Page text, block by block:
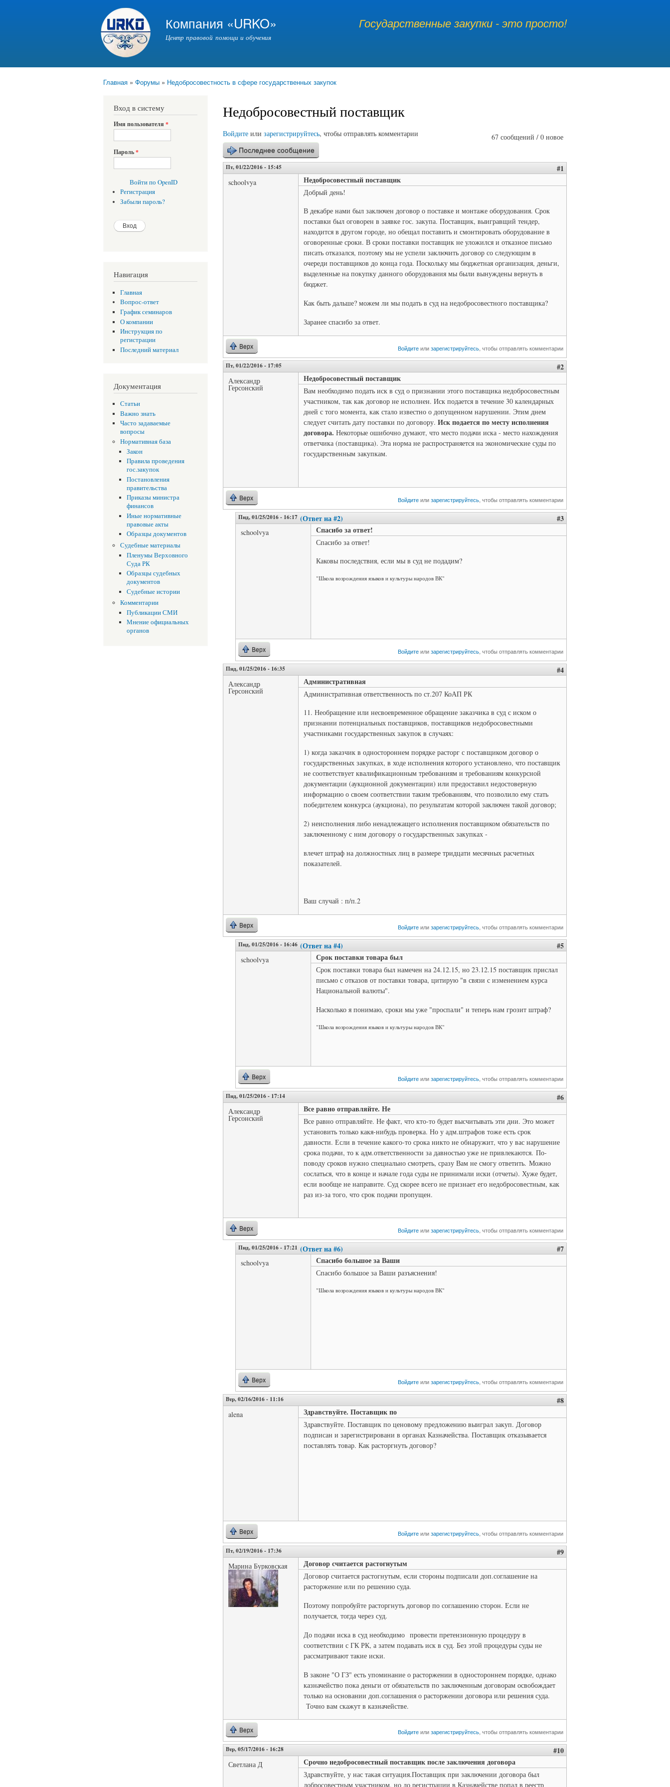
Компания «URKO»
Центр правовой помощи и обучения
Государственные закупки - это просто!
Главная » Форумы » Недобросовестность в сфере государственных закупок
Вход в систему
Имя пользователя *
Пароль*
Войти по OpenID
Регистрация
Забыли пароль?
Навигация
Главная
Вопрос-ответ
График семинаров
О компании
Инструкция по
регистрации
Последний материал
Документация
Статьи
Важно знать
Часто задаваемые
вопросы
Нормативная база
Закон
Правила проведения
гос.закупок
Постановления
правительства
Приказы министра
финансов
Иные нормативные
правовые акты
Образцы документов
Судебные материалы
Пленумы Верховного
Суда РК
Образцы судебных
документов
Судебные истории
Комментарии
Публикации СМИ
Мнение официальных
органов
Недобросовестный поставщик
67 сообщений / 0 новое
Войдите или зарегистрируйтесь, чтобы отправлять комментарии
Последнее сообщение
Пт, 01/22/2016 - 15:45 #1
schoolvya Недобросовестный поставщик
Добрый день!
В декабре нами был заключен договор о поставке и монтаже оборудования. Срок
поставки был оговорен в заявке гос. закупа. Поставщик, выигравщий тендер,
находится в другом городе, но обещал поставить и смонтировать оборудование в
оговоренные сроки. В сроки поставки поставщик не уложился и отказное письмо
писать отказался, поэтому мы не успели заключить договор со следующим в
очереди поставщиков до конца года. Поскольку мы бюджетная организация, деньги,
выделенные на покупку данного оборудования мы были вынуждены вернуть в
бюджет.
Как быть дальше? можем ли мы подать в суд на недобросовестного поставщика?
Заранее спасибо за ответ.
Верх Войдитеилизарегистрируйтесь, чтобы отправлять комментарии
Пт, 01/22/2016 - 17:05 #2
Александр
Герсонский
Недобросовестный поставщик
Вам необходимо подать иск в суд о признании этого поставщика недобросовестным
участником, так как договор не исполнен. Иск подается в течение 30 календарных
дней с того момента, как стало известно о допущенном нарушении. Этим днем
следует считать дату поставки по договору. Иск подается по месту исполнения
договора. Некоторые ошибочно думают, что место подачи иска - место нахождения
ответчика (поставщика). Эта норма не распространяется на экономические суды по
государственным закупкам.
Верх Войдитеилизарегистрируйтесь, чтобы отправлять комментарии
Пнд, 01/25/2016 - 16:17 (Ответ на #2) #3
schoolvya Спасибо за ответ!
Спасибо за ответ!
Каковы последствия, если мы в суд не подадим?
"Школа возрождения языков и культуры народов ВК"
Верх Войдитеилизарегистрируйтесь, чтобы отправлять комментарии
Пнд, 01/25/2016 - 16:35 #4
Александр
Герсонский
Административная
Административная ответственность по ст.207 КоАП РК
11. Необращение или несвоевременное обращение заказчика в суд с иском о
признании потенциальных поставщиков, поставщиков недобросовестными
участниками государственных закупок в случаях:
1) когда заказчик в одностороннем порядке расторг с поставщиком договор о
государственных закупках, в ходе исполнения которого установлено, что поставщик
не соответствует квалификационным требованиям и требованиям конкурсной
документации (аукционной документации) или предоставил недостоверную
информацию о своем соответствии таким требованиям, что позволило ему стать
победителем конкурса (аукциона), по результатам которой заключен такой договор;
2) неисполнения либо ненадлежащего исполнения поставщиком обязательств по
заключенному с ним договору о государственных закупках -
влечет штраф на должностных лиц в размере тридцати месячных расчетных
показателей.
Ваш случай : п/п.2
Верх Войдитеилизарегистрируйтесь, чтобы отправлять комментарии
Пнд, 01/25/2016 - 16:46 (Ответ на #4) #5
schoolvya Срок поставки товара был
Срок поставки товара был намечен на 24.12.15, но 23.12.15 поставщик прислал
письмо с отказов от поставки товара, цитирую "в связи с изменением курса
Национальной валюты".
Насколько я понимаю, сроки мы уже "проспали" и теперь нам грозит штраф?
"Школа возрождения языков и культуры народов ВК"
Верх Войдитеилизарегистрируйтесь, чтобы отправлять комментарии
Пнд, 01/25/2016 - 17:14 #6
Александр
Герсонский
Все равно отправляйте. Не
Все равно отправляйте. Не факт, что кто-то будет высчитывать эти дни. Это может
установить только какя-нибудь проверка. Но у адм.штрафов тоже есть срок
давности. Если в течение какого-то срока никто не обнаружит, что у вас нарушение
срока подачи, то к адм.ответственности за давностью уже не привлекаются. По-
поводу сроков нужно специально смотреть, сразу Вам не смогу ответить. Можно
сослаться, что в конце и начале года суды не принимали иски (отчеты). Хуже будет,
если вообще не направите. Суд скорее всего не признает его недобросовестным, как
раз из-за того, что срок подачи пропущен.
Верх Войдитеилизарегистрируйтесь, чтобы отправлять комментарии
Пнд, 01/25/2016 - 17:21 (Ответ на #6) #7
schoolvya Спасибо большое за Ваши
Спасибо большое за Ваши разъяснения!
"Школа возрождения языков и культуры народов ВК"
Верх Войдитеилизарегистрируйтесь, чтобы отправлять комментарии
Втр, 02/16/2016 - 11:16 #8
alena Здравствуйте. Поставщик по
Здравствуйте. Поставщик по ценовому предложению выиграл закуп. Договор
подписан и зарегистрировани в органах Казначейства. Поставщик отказывается
поставлять товар. Как расторгнуть договор?
Верх Войдитеилизарегистрируйтесь, чтобы отправлять комментарии
Пт, 02/19/2016 - 17:36 #9
Марина Бурковская Договор считается растогнутым
Договор считается растогнутым, если стороны подписали доп.соглашение на
расторжение или по решению суда.
Поэтому попробуйте расторгнуть договор по соглашению сторон. Если не
получается, тогда через суд.
До подачи иска в суд необходимо провести претензионную процедуру в
соответствии с ГК РК, а затем подавать иск в суд. Без этой процедуры суды не
рассматривают такие иски.
В законе "О ГЗ" есть упоминание о расторжении в одностороннем порядке, однако
казначейство пока деньги от обязательств по заключенным договорам освобождает
только на основании доп.соглашения о расторжении договора или решения суда.
Точно вам скажут в казначействе.
Верх Войдитеилизарегистрируйтесь, чтобы отправлять комментарии
Втр, 05/17/2016 - 16:28 #10
Светлана Д Срочно недобросовестный поставщик после заключения договора
Здравствуйте, у нас такая ситуация.Поставщик при заключении договора был
добросовестным участником, но до регистрации в Казначействе попал в реестр